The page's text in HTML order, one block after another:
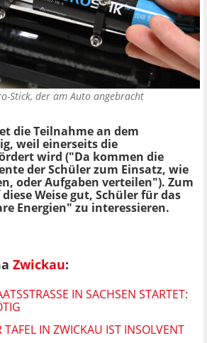
Stick, der am Auto angebracht
die Teilnahme an dem
weil einerseits die
wird ("Da kommen die
der Schüler zum Einsatz, wie
oder Aufgaben verteilen"). Zum
Weise gut, Schüler für das
Energien" zu interessieren.
Zwickau:
IN SACHSEN STARTET: V
TAFEL IN ZWICKAU IST INSOLVENT